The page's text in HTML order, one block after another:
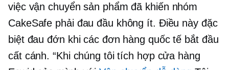
việc vận chuyển sản phẩm đã khiến nhóm
CakeSafe phải đau đầu không ít. Điều này đặc
biệt đau đớn khi các đơn hàng quốc tế bắt đầu
cất cánh. “Khi chúng tôi tích hợp cửa hàng